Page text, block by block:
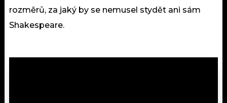
rozměrů, za jaký by se nemusel stydět ani sám
Shakespeare.